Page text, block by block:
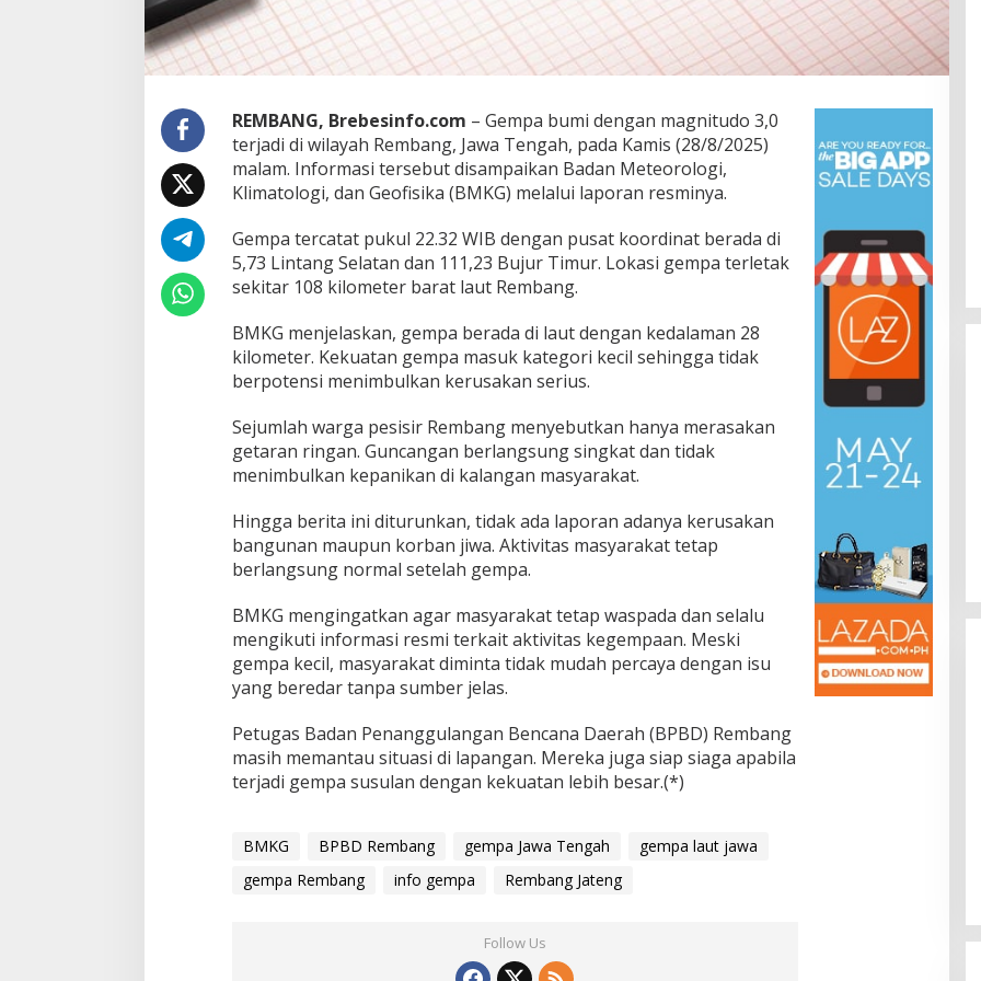
J
w
e
n
g
a
h
P
u
s
a
d
i
L
a
t
K
e
l
a
m
n
8
K
m
REMBANG, Brebesinfo.com – Gempa bumi dengan magnitudo 3,0
terjadi di wilayah Rembang, Jawa Tengah, pada Kamis (28/8/2025)
malam. Informasi tersebut disampaikan Badan Meteorologi,
Klimatologi, dan Geofisika (BMKG) melalui laporan resminya.
Gempa tercatat pukul 22.32 WIB dengan pusat koordinat berada di
5,73 Lintang Selatan dan 111,23 Bujur Timur. Lokasi gempa terletak
sekitar 108 kilometer barat laut Rembang.
BMKG menjelaskan, gempa berada di laut dengan kedalaman 28
kilometer. Kekuatan gempa masuk kategori kecil sehingga tidak
berpotensi menimbulkan kerusakan serius.
Sejumlah warga pesisir Rembang menyebutkan hanya merasakan
getaran ringan. Guncangan berlangsung singkat dan tidak
menimbulkan kepanikan di kalangan masyarakat.
Hingga berita ini diturunkan, tidak ada laporan adanya kerusakan
bangunan maupun korban jiwa. Aktivitas masyarakat tetap
berlangsung normal setelah gempa.
BMKG mengingatkan agar masyarakat tetap waspada dan selalu
mengikuti informasi resmi terkait aktivitas kegempaan. Meski
gempa kecil, masyarakat diminta tidak mudah percaya dengan isu
yang beredar tanpa sumber jelas.
Petugas Badan Penanggulangan Bencana Daerah (BPBD) Rembang
masih memantau situasi di lapangan. Mereka juga siap siaga apabila
terjadi gempa susulan dengan kekuatan lebih besar.(*)
BMKG BPBD Rembang gempa Jawa Tengah
gempa laut jawa
gempa Rembang
info gempa Rembang Jateng
Follow Us
Jalan Bergelombang dan Minim
Lampu di Ruas Bumiayu–
Bantarkawung Telan Korban,
Innova Hantam Pohon di
Bantarkawung
In Berita, Daerah, Ekonomi, Hukum & Kriminal, Info
Desa, Nasional, Otomatif, Politik,
Sosial
04/08/2026